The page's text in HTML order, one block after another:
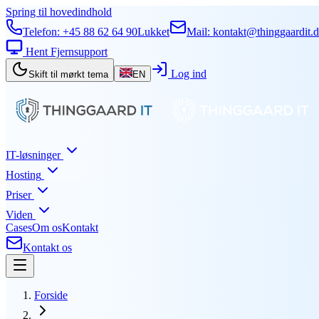
Spring til hovedindhold
Telefon: +45 88 62 64 90Lukket Mail:
Hent Fjernsupport
Skift til mørkt tema EN Log ind
IT-løsninger
Hosting
Priser
Viden
CasesOm osKontakt
Kontakt os
Forside